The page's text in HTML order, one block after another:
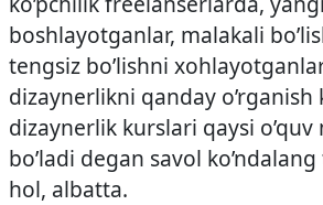
boshlayotganlar, malakali
tengsiz bo’lishni
dizaynerlikni qanday o’rganish
dizaynerlik kurslari qaysi
bo’ladi degan savol
hol, albatta.